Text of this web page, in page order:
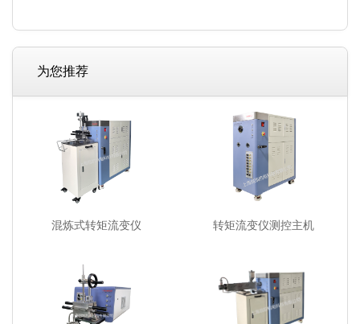
为您推荐
混炼式转矩流变仪 转矩流变仪测控主机